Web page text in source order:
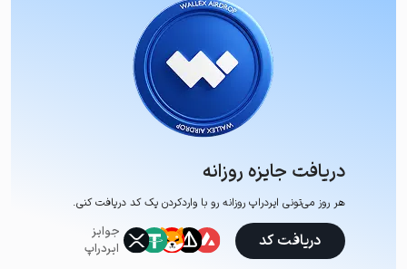
دریافت جایزه روزانه
هر روز می‌تونی ایردراپ روزانه رو با وارد‌کردن یک کد دریافت کنی.
جوایز
ایردراپ
دریافت کد